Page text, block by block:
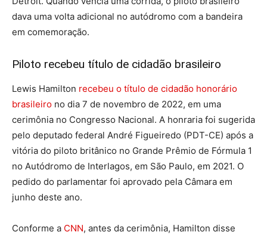
dava uma volta adicional no autódromo com a bandeira
em comemoração.
Piloto recebeu título de cidadão brasileiro
Lewis Hamilton recebeu o título de cidadão honorário
brasileiro no dia 7 de novembro de 2022, em uma
cerimônia no Congresso Nacional. A honraria foi sugerida
pelo deputado federal André Figueiredo (PDT-CE) após a
vitória do piloto britânico no Grande Prêmio de Fórmula 1
no Autódromo de Interlagos, em São Paulo, em 2021. O
pedido do parlamentar foi aprovado pela Câmara em
junho deste ano.
Conforme a CNN, antes da cerimônia, Hamilton disse